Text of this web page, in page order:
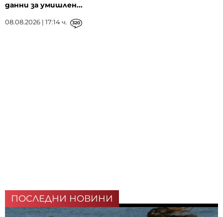
данни за умишлен...
08.08.2026 | 17:14 ч. 320
ПОСЛЕДНИ НОВИНИ